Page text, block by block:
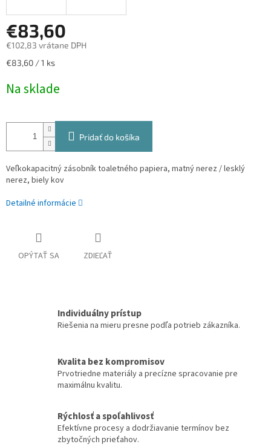
€83,60
€102,83 vrátane DPH
Jednotková
€83,60 / 1 ks
Na sklade
Pridať do košíka
Veľkokapacitný zásobník toaletného papiera, matný nerez / lesklý
nerez, biely kov
Detailné informácie
OPÝTAŤ SA ZDIEĽAŤ
Individuálny prístup
Riešenia na mieru presne podľa potrieb zákazníka.
Kvalita bez kompromisov
Prvotriedne materiály a precízne spracovanie pre
maximálnu kvalitu.
Rýchlosť a spoľahlivosť
Efektívne procesy a dodržiavanie termínov bez
zbytočných prieťahov.